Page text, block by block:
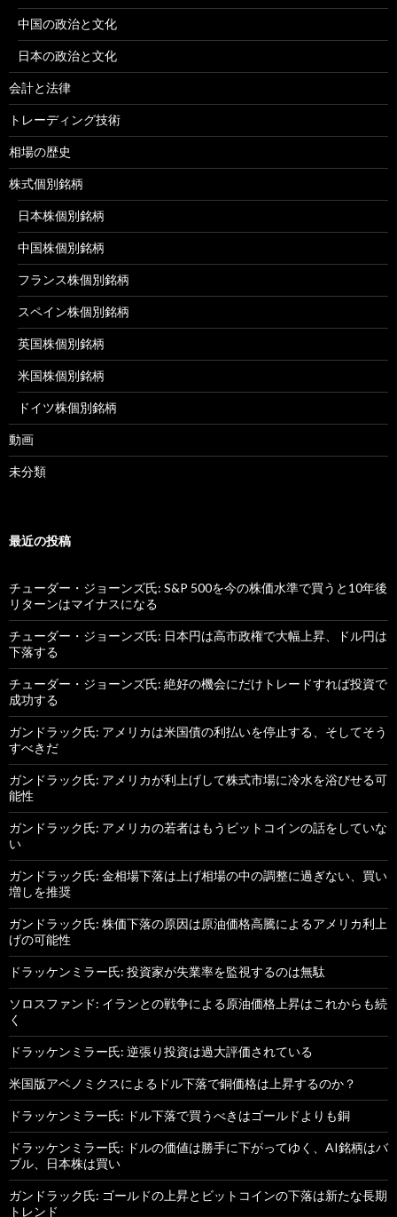
中国の政治と文化
日本の政治と文化
会計と法律
トレーディング技術
相場の歴史
株式個別銘柄
日本株個別銘柄
中国株個別銘柄
フランス株個別銘柄
スペイン株個別銘柄
英国株個別銘柄
米国株個別銘柄
ドイツ株個別銘柄
動画
未分類
最近の投稿
チューダー・ジョーンズ氏: S&P 500を今の株価水準で買うと10年後
リターンはマイナスになる
チューダー・ジョーンズ氏: 日本円は高市政権で大幅上昇、ドル円は
下落する
チューダー・ジョーンズ氏: 絶好の機会にだけトレードすれば投資で
成功する
ガンドラック氏: アメリカは米国債の利払いを停止する、そしてそう
すべきだ
ガンドラック氏: アメリカが利上げして株式市場に冷水を浴びせる可
能性
ガンドラック氏: アメリカの若者はもうビットコインの話をしていな
い
ガンドラック氏: 金相場下落は上げ相場の中の調整に過ぎない、買い
増しを推奨
ガンドラック氏: 株価下落の原因は原油価格高騰によるアメリカ利上
げの可能性
ドラッケンミラー氏: 投資家が失業率を監視するのは無駄
ソロスファンド: イランとの戦争による原油価格上昇はこれからも続
く
ドラッケンミラー氏: 逆張り投資は過大評価されている
米国版アベノミクスによるドル下落で銅価格は上昇するのか？
ドラッケンミラー氏: ドル下落で買うべきはゴールドよりも銅
ドラッケンミラー氏: ドルの価値は勝手に下がってゆく、AI銘柄はバ
ブル、日本株は買い
ガンドラック氏: ゴールドの上昇とビットコインの下落は新たな長期
トレンド